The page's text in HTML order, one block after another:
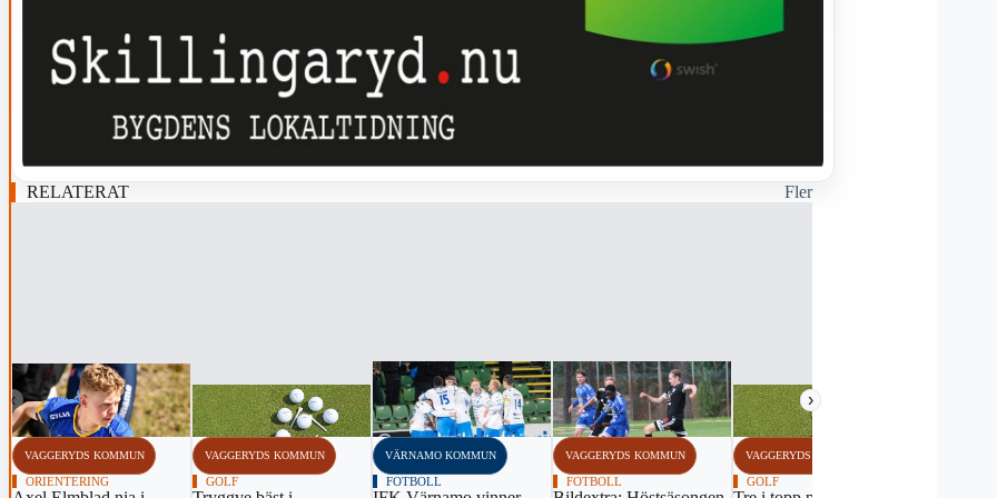
RELATERAT Fler
‹ ›
VAGGERYDS KOMMUN
ORIENTERING
VAGGERYDS KOMMUN
GOLF
VÄRNAMO KOMMUN
FOTBOLL
VAGGERYDS KOMMUN
FOTBOLL
VAGGERYDS KOMMUN
GOLF